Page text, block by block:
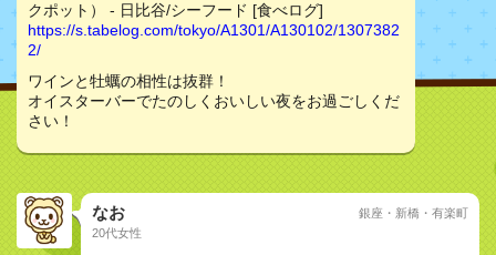
クポット） - 日比谷/シーフード [食べログ]
https://s.tabelog.com/tokyo/A1301/A130102/1307382
2/
ワインと牡蠣の相性は抜群！
オイスターバーでたのしくおいしい夜をお過ごしくだ
さい！
なお
20代女性
銀座・新橋・有楽町